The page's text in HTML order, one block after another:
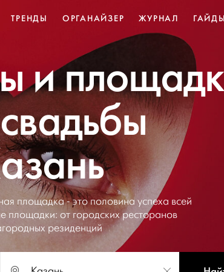
ТРЕНДЫ ОРГАНАЙЗЕР ЖУРНАЛ ГАЙДЫ
и
площадка - это половина успеха всей
площадки: от городских ресторанов
резиденций